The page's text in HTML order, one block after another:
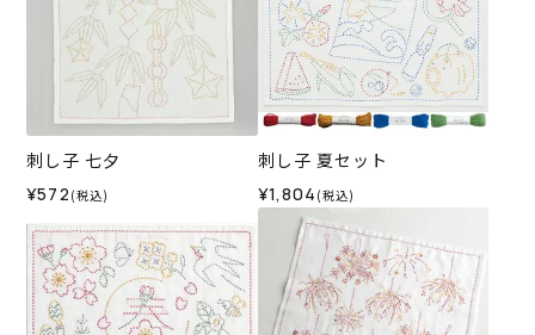
刺し子 七夕
¥572 (税込)
刺し子 夏セット
¥1,804 (税込)